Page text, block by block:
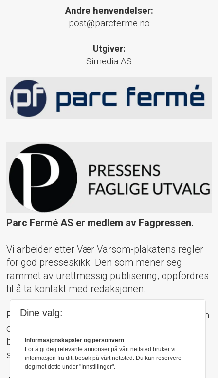
Andre henvendelser:
post@parcferme.no
Utgiver:
Simedia AS
Parc Fermé AS er medlem av Fagpressen.
Vi arbeider etter Vær Varsom-plakatens regler
for god presseskikk. Den som mener seg
rammet av urettmessig publisering, oppfordres
til å ta kontakt med redaksjonen.
Pressens Faglige Utvalg (PFU) er et klageorgan
oppnevnt av Norsk Presseforbund som
behandler klager mot mediene i presseetiske
spørsmål.
Dine valg:
Informasjonskapsler og personvern
For å gi deg relevante annonser på vårt nettsted bruker vi
informasjon fra ditt besøk på vårt nettsted. Du kan reservere
deg mot dette under "Innstillinger".